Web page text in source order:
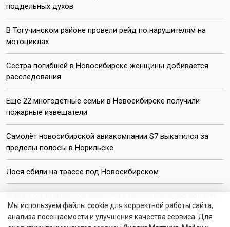
поддельных духов
В Тогучинском районе провели рейд по нарушителям на
мотоциклах
Сестра погибшей в Новосибирске женщины добивается
расследования
Ещё 22 многодетные семьи в Новосибирске получили
пожарные извещатели
Самолёт новосибирской авиакомпании S7 выкатился за
пределы полосы в Норильске
Лося сбили на трассе под Новосибирском
на следующей неделе
Мы используем файлы cookie для корректной работы сайта,
анализа посещаемости и улучшения качества сервиса. Для